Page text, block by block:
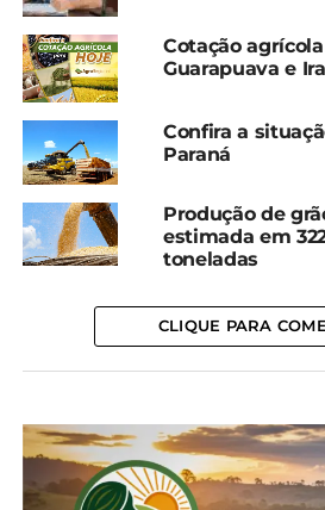
Cotação
Guarapuava e
Confira a
Paraná
Produção de
estimada em
toneladas
CLIQUE PARA